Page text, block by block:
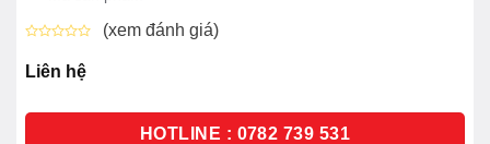
xếp
hạng
sao
(xem đánh giá)
Liên hệ
HOTLINE : 0782 739 531